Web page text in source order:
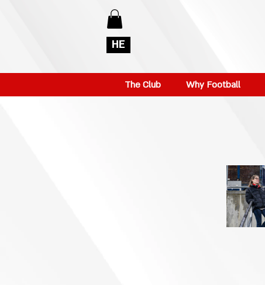
HE
The Club Why Football